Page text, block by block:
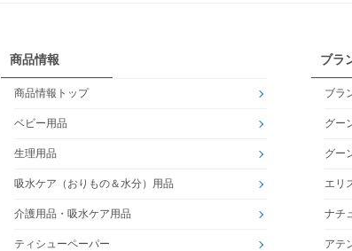
商品情報
商品情報トップ
ベビー用品
生理用品
吸水ケア（おりもの＆水分）用品
介護用品・吸水ケア用品
ティシューペーパー
ブラ
ブラ
グー
グー
エリ
ナチ
アテ